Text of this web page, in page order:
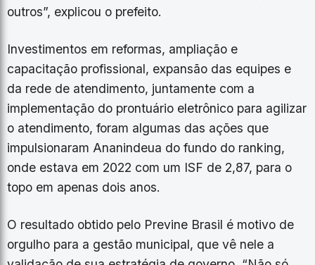
outros”, explicou o prefeito.
Investimentos em reformas, ampliação e
capacitação profissional, expansão das equipes e
da rede de atendimento, juntamente com a
implementação do prontuário eletrônico para agilizar
o atendimento, foram algumas das ações que
impulsionaram Ananindeua do fundo do ranking,
onde estava em 2022 com um ISF de 2,87, para o
topo em apenas dois anos.
O resultado obtido pelo Previne Brasil é motivo de
orgulho para a gestão municipal, que vê nele a